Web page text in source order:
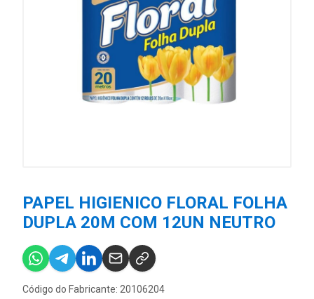
PAPEL HIGIENICO FLORAL FOLHA
DUPLA 20M COM 12UN NEUTRO
Código do Fabricante: 20106204